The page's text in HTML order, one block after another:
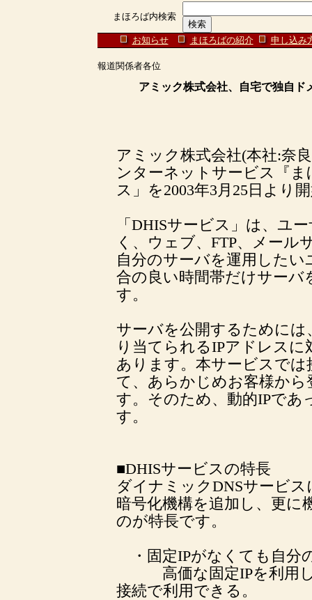
まほろば内検索
お知らせ まほろばの紹介 申し込み
報道関係者各位
アミック株式会社、自宅で独自
アミック株式会社(本社:奈
ンターネットサービス『
ス」を2003年3月25日より
「DHISサービス」は、ユ
く、ウェブ、FTP、メール
自分のサーバを運用した
合の良い時間帯だけサー
す。
サーバを公開するために
り当てられるIPアドレス
あります。本サービスで
て、あらかじめお客様か
す。そのため、動的IPであ
す。
■DHISサービスの特長
ダイナミックDNSサービ
暗号化機構を追加し、更に
のが特長です。
・固定IPがなくても自分
高価な固定IPを利用し
接続で利用できる。